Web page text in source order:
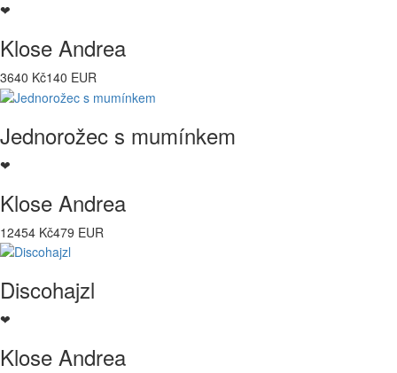
❤
Klose Andrea
3640 Kč140 EUR
Jednorožec s mumínkem
❤
Klose Andrea
12454 Kč479 EUR
Discohajzl
❤
Klose Andrea